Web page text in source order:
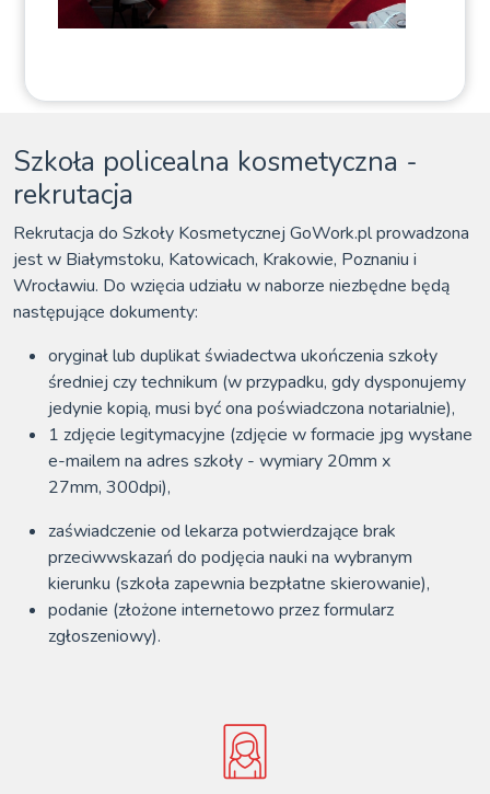
Szkoła policealna kosmetyczna -
rekrutacja
Rekrutacja do Szkoły Kosmetycznej GoWork.pl prowadzona
jest w Białymstoku, Katowicach, Krakowie, Poznaniu i
Wrocławiu. Do wzięcia udziału w naborze niezbędne będą
następujące dokumenty:
oryginał lub duplikat świadectwa ukończenia szkoły
średniej czy technikum (w przypadku, gdy dysponujemy
jedynie kopią, musi być ona poświadczona notarialnie),
1 zdjęcie legitymacyjne (zdjęcie w formacie jpg wysłane
e-mailem na adres szkoły - wymiary 20mm x
27mm, 300dpi),
zaświadczenie od lekarza potwierdzające brak
przeciwwskazań do podjęcia nauki na wybranym
kierunku (szkoła zapewnia bezpłatne skierowanie),
podanie (złożone internetowo przez formularz
zgłoszeniowy).